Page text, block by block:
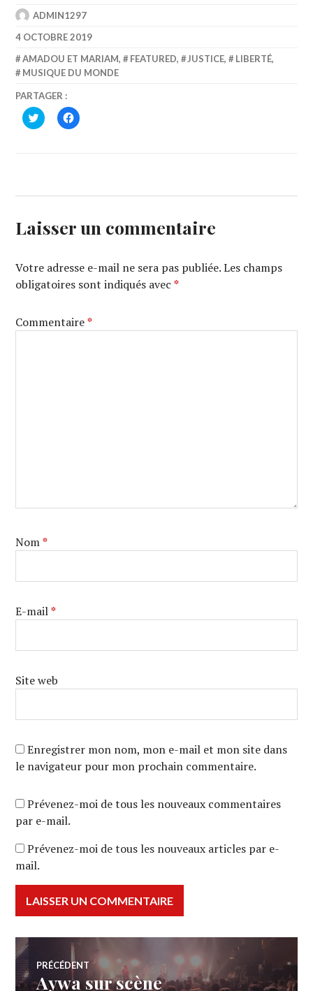
ADMIN1297
4 OCTOBRE 2019
AMADOU ET MARIAM, FEATURED, JUSTICE, LIBERTÉ,
MUSIQUE DU MONDE
PARTAGER :
CLIQUEZ
POUR
CLIQUEZ
POUR
Laisser un commentaire
Votre adresse e-mail ne sera pas publiée. Les champs
obligatoires sont indiqués avec*
Commentaire*
Nom*
E-mail*
Site web
Enregistrer mon nom, mon e-mail et mon site dans
le navigateur pour mon prochain commentaire.
Prévenez-moi de tous les nouveaux commentaires
par e-mail.
Prévenez-moi de tous les nouveaux articles par e-
mail.
Navigation
PRÉCÉDENT
Article
Aywa sur scène